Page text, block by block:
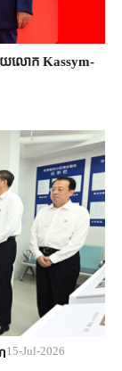
មួយ​លោក Kassym-
15-Jul-2026